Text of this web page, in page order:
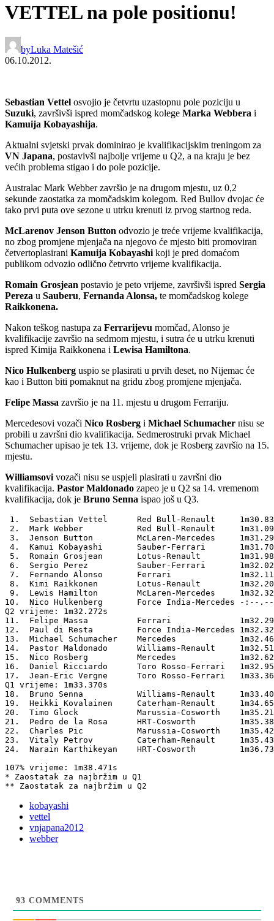
VETTEL na pole positionu!
byLuka Matešić
06.10.2012.
Sebastian Vettel osvojio je četvrtu uzastopnu pole poziciju u
Suzuki, završivši ispred momčadskog kolege Marka Webbera i
Kamuija Kobayashija.
Aktualni svjetski prvak dominirao je kvalifikacijskim treningom za
VN Japana, postavivši najbolje vrijeme u Q2, a na kraju je bez
većih problema stigao i do pole pozicije.
Australac Mark Webber završio je na drugom mjestu, uz 0,2
sekunde zaostatka za momčadskim kolegom. Red Bullov dvojac će
tako prvi puta ove sezone u utrku krenuti iz prvog startnog reda.
McLarenov Jenson Button odvozio je treće vrijeme kvalifikacija,
no zbog promjene mjenjača na njegovo će mjesto biti promoviran
četvertoplasirani Kamuija Kobayashi koji je pred domaćom
publikom odvozio odlično četrvrto vrijeme kvalifikacija.
Romain Grosjean postavio je peto vrijeme, završivši ispred Sergia
Pereza u Sauberu, Fernanda Alonsa, te momčadskog kolege
Raikkonena.
Nakon teškog nastupa za Ferrarijevu momčad, Alonso je
kvalifikacije završio na sedmom mjestu, i sutra će u utrku krenuti
ispred Kimija Raikkonena i Lewisa Hamiltona.
Nico Hulkenberg uspio se plasirati u prvih deset, no Nijemac će
kao i Button biti pomaknut na gridu zbog promjene mjenjača.
Felipe Massa završio je na 11. mjestu u drugom Ferrariju.
Mercedesovi vozači Nico Rosberg i Michael Schumacher nisu se
probili u završni dio kvalifikacija. Sedmerostruki prvak Michael
Schumacher upisao je tek 13. vrijeme, dok je Rosberg završio na 15.
mjestu.
Williamsovi vozači nisu se uspjeli plasirati u završni dio
kvalifikacija. Pastor Maldonado zapeo je u Q2 sa 14. vremenom
kvalifikacija, dok je Bruno Senna ispao još u Q3.
1.  Sebastian Vettel      Red Bull-Renault
2.  Mark Webber           Red Bull-Renault
3.  Jenson Button         McLaren-Mercedes
4.  Kamui Kobayashi       Sauber-Ferrari
5.  Romain Grosjean       Lotus-Renault
6.  Sergio Perez          Sauber-Ferrari
7.  Fernando Alonso       Ferrari
8.  Kimi Raikkonen        Lotus-Renault
9.  Lewis Hamilton        McLaren-Mercedes
10.  Nico Hulkenberg       Force India-Mercedes -:--
Q2 vrijeme: 1m32.272s
11.  Felipe Massa          Ferrari
12.  Paul di Resta         Force India-Mercedes
13.  Michael Schumacher    Mercedes
14.  Pastor Maldonado      Williams-Renault
15.  Nico Rosberg          Mercedes
16.  Daniel Ricciardo      Toro Rosso-Ferrari
17.  Jean-Eric Vergne      Toro Rosso-Ferrari
Q1 vrijeme: 1m33.370s
18.  Bruno Senna           Williams-Renault
19.  Heikki Kovalainen     Caterham-Renault
20.  Timo Glock            Marussia-Cosworth
21.  Pedro de la Rosa      HRT-Cosworth
22.  Charles Pic           Marussia-Cosworth
23.  Vitaly Petrov         Caterham-Renault
24.  Narain Karthikeyan    HRT-Cosworth
107% vrijeme: 1m38.471s
* Zaostatak za najbržim u Q1
** Zaostatak za najbržim u Q2
kobayashi
vettel
vnjapana2012
webber
93 COMMENTS